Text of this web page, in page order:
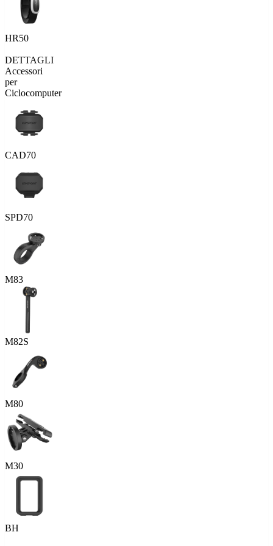
HR50
DETTAGLI
Accessori
per
Ciclocomputer
CAD70
SPD70
M83
M82S
M80
M30
BH